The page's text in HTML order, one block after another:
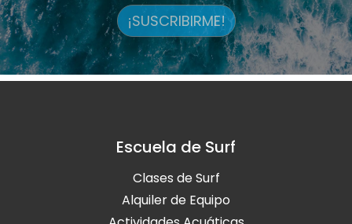
¡SUSCRIBIRME!
Escuela de Surf
Clases de Surf
Alquiler de Equipo